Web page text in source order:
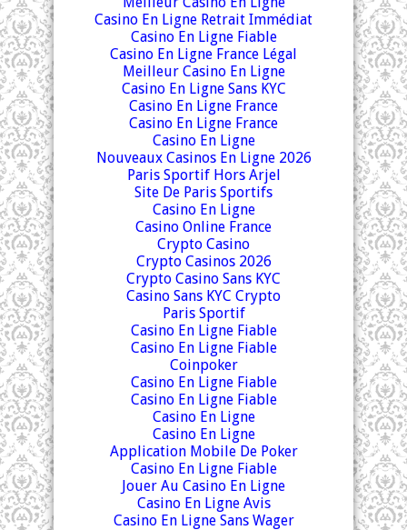
Casino En Ligne Retrait Immédiat
Casino En Ligne Fiable
Casino En Ligne France Légal
Meilleur Casino En Ligne
Casino En Ligne Sans KYC
Casino En Ligne France
Casino En Ligne France
Casino En Ligne
Nouveaux Casinos En Ligne 2026
Paris Sportif Hors Arjel
Site De Paris Sportifs
Casino En Ligne
Casino Online France
Crypto Casino
Crypto Casinos 2026
Crypto Casino Sans KYC
Casino Sans KYC Crypto
Paris Sportif
Casino En Ligne Fiable
Casino En Ligne Fiable
Coinpoker
Casino En Ligne Fiable
Casino En Ligne Fiable
Casino En Ligne
Casino En Ligne
Application Mobile De Poker
Casino En Ligne Fiable
Jouer Au Casino En Ligne
Casino En Ligne Avis
Casino En Ligne Sans Wager